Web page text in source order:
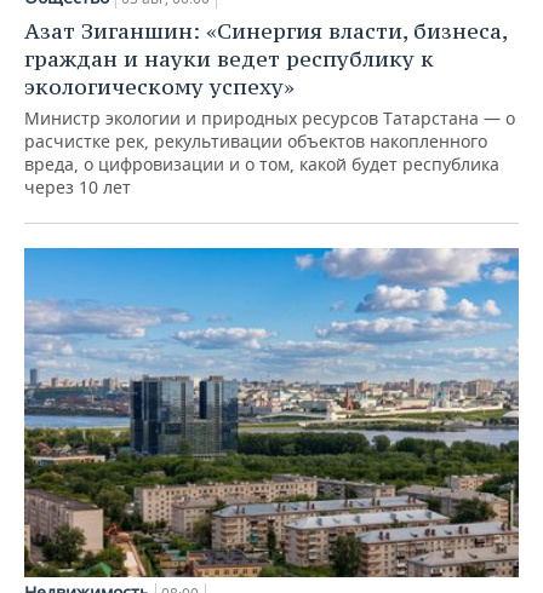
Азат Зиганшин: «Синергия власти, бизнеса,
граждан и науки ведет республику к
экологическому успеху»
Министр экологии и природных ресурсов Татарстана — о
расчистке рек, рекультивации объектов накопленного
вреда, о цифровизации и о том, какой будет республика
через 10 лет